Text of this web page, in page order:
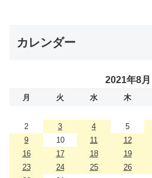
カレンダー
2021年8月
月 火 水 木
2
3 4 5
9
10 11 12
16
17 18 19
23
24 25 26